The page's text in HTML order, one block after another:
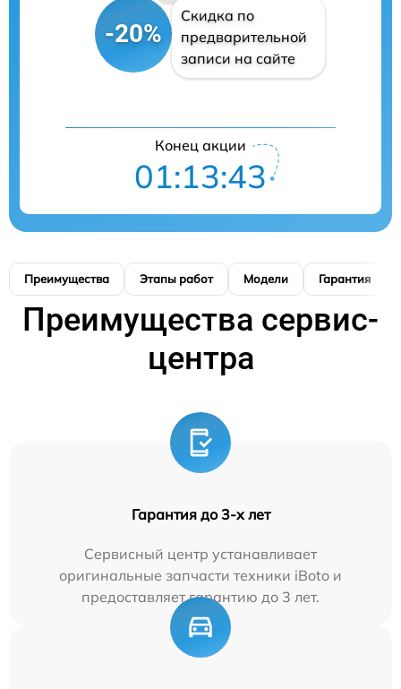
-20%
Скидка по
предварительной
записи на сайте
Конец акции
01:13:42
Преимущества Этапы работ Модели Гарантия
Преимущества сервис-
центра
Гарантия до 3-х лет
Сервисный центр устанавливает
оригинальные запчасти техники iBoto и
предоставляет гарантию до 3 лет.